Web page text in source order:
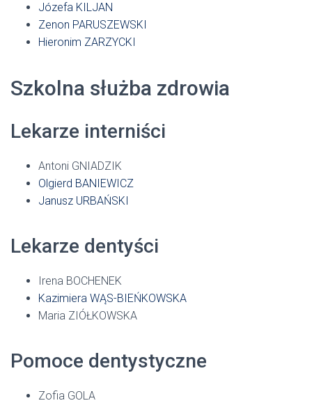
Józefa KILJAN
Zenon PARUSZEWSKI
Hieronim ZARZYCKI
Szkolna służba zdrowia
Lekarze interniści
Antoni GNIADZIK
Olgierd BANIEWICZ
Janusz URBAŃSKI
Lekarze dentyści
Irena BOCHENEK
Kazimiera WĄS-BIEŃKOWSKA
Maria ZIÓŁKOWSKA
Pomoce dentystyczne
Zofia GOLA